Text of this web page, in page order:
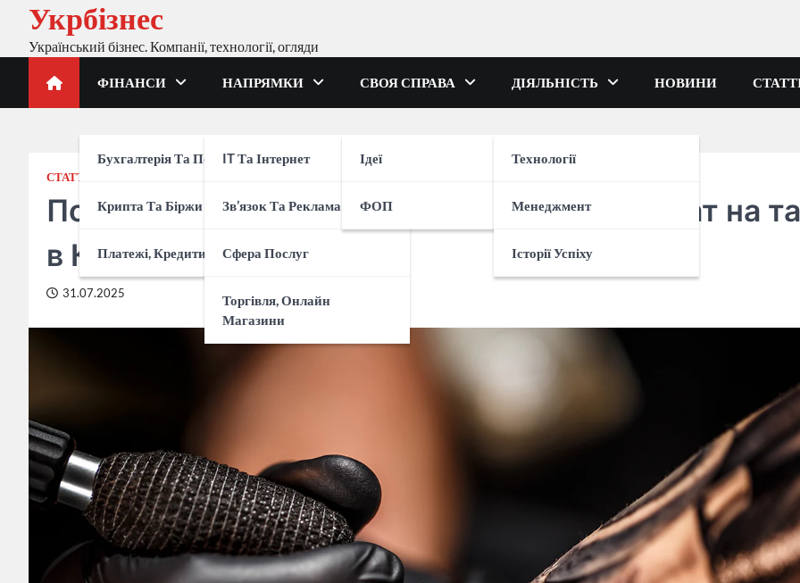
Перейти
вмісту
Укрбізнес
Український бізнес. Компанії, технології, огляди
ФІНАНСИ
Бухгалтерія Та Податки
Крипта Та Біржи
Платежі, Кредити, Банки
НАПРЯМКИ
IT Та Інтернет
Зв’язок Та Реклама
Сфера Послуг
Торгівля, Онлайн
Магазини
СВОЯ СПРАВА
Ідеї
ФОП
ДІЯЛЬНІСТЬ
Технології
Менеджмент
Історії Успіху
НОВИНИ
СТАТТІ ПАРТНЕРІВ
Подарунок, який запам’ятається: сертифікат на
в Києві
31.07.2025